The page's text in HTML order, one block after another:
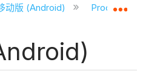
次
动版 (Android) Procore